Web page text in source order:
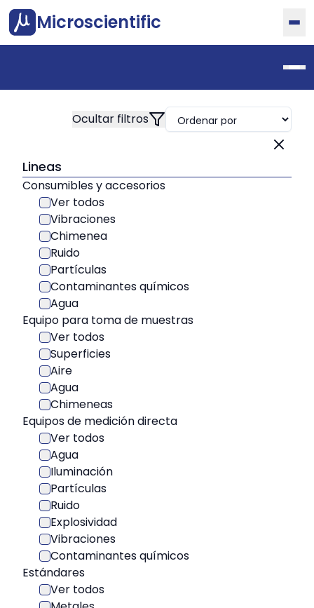
Microscientific
Lineas
Consumibles y accesorios
Ver todos
Vibraciones
Chimenea
Ruido
Partículas
Contaminantes químicos
Agua
Equipo para toma de muestras
Ver todos
Superficies
Aire
Agua
Chimeneas
Equipos de medición directa
Ver todos
Agua
Iluminación
Partículas
Ruido
Explosividad
Vibraciones
Contaminantes químicos
Estándares
Ver todos